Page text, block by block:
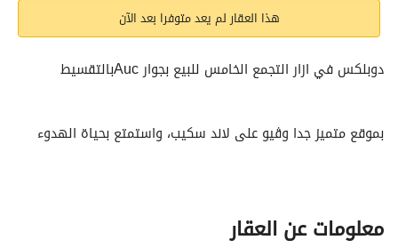
هذا العقار لم يعد متوفرا بعد الآن
دوبلكس في ازار التجمع الخامس للبيع بجوار Aucبالتقسيط
نوع الوحدة/ دوبلكس
المساحة /205متر
معلومات عن العقار